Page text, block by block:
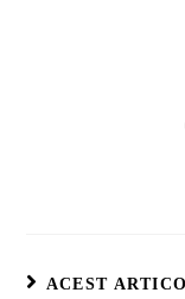
ACEST